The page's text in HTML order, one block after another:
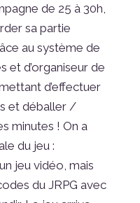
de 25 à 30h,
sa partie
au système de
et d’organiseur de
d’effectuer
et déballer /
minutes ! On a
du jeu :
jeu vidéo, mais
du JRPG avec